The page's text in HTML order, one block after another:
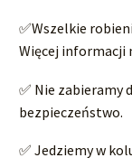
✅Wszelkie
Więcej informacji
✅ Nie zabieramy
bezpieczeństwo.
✅ Jedziemy w